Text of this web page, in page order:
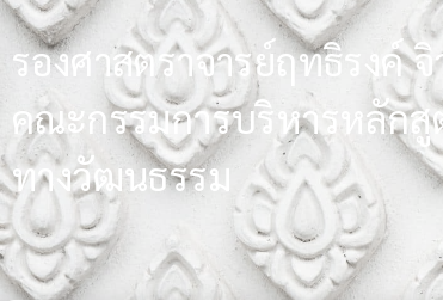
รองศาสตราจารย์ฤทธิรงค์
คณะกรรมการบริหารหลักสู
ทางวัฒนธรรม